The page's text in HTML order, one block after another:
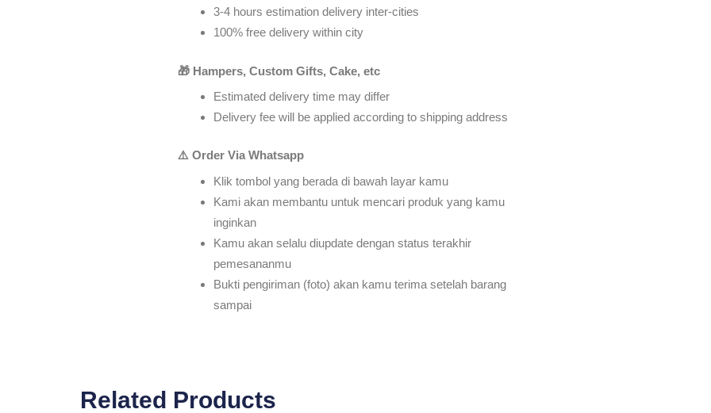
3-4 hours estimation delivery inter-cities
100% free delivery within city
🎁 Hampers, Custom Gifts, Cake, etc
Estimated delivery time may differ
Delivery fee will be applied according to shipping address
⚠️ Order Via Whatsapp
Klik tombol yang berada di bawah layar kamu
Kami akan membantu untuk mencari produk yang kamu
inginkan
Kamu akan selalu diupdate dengan status terakhir
pemesananmu
Bukti pengiriman (foto) akan kamu terima setelah barang
sampai
Related Products